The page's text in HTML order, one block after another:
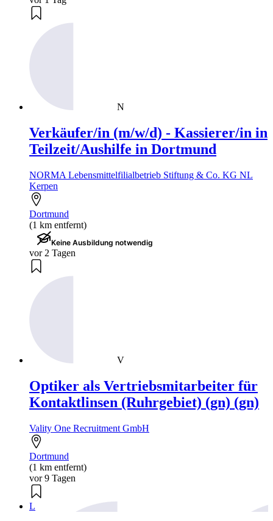
N
Verkäufer/in (m/w/d) - Kassierer/in in
Teilzeit/Aushilfe in Dortmund
NORMA Lebensmittelfilialbetrieb Stiftung & Co. KG NL
Kerpen
Dortmund
(1 km entfernt)
Keine Ausbildung notwendig
vor 2 Tagen
V
Optiker als Vertriebsmitarbeiter für
Kontaktlinsen (Ruhrgebiet) (gn) (gn)
Vality One Recruitment GmbH
Dortmund
(1 km entfernt)
vor 9 Tagen
L